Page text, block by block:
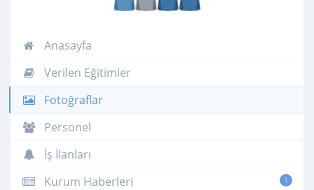
Anasayfa
Verilen Eğitimler
Fotoğraflar
Personel
İş İlanları
1
Kurum Haberleri